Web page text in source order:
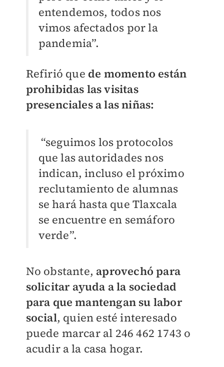
entendemos, todos nos
vimos afectados por la
pandemia”.
Refirió que de momento están
prohibidas las visitas
presenciales a las niñas:
“seguimos los protocolos
que las autoridades nos
indican, incluso el próximo
reclutamiento de alumnas
se hará hasta que Tlaxcala
se encuentre en semáforo
verde”.
No obstante, aprovechó para
solicitar ayuda a la sociedad
para que mantengan su labor
social, quien esté interesado
puede marcar al 246 462 1743 o
acudir a la casa hogar.